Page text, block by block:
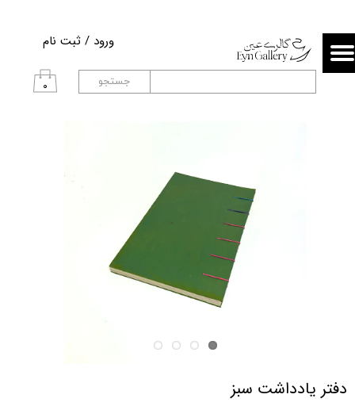
۰
ورود / ثبت نام
حساب کاربری من
تغییر گذر واژه
جستجو
دفتر یادداشت سبز